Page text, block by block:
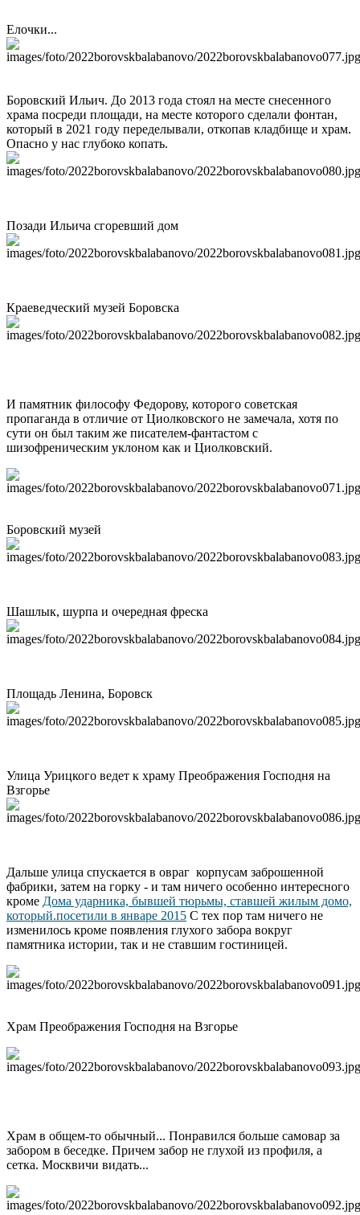
Елочки...
Боровский Ильич. До 2013 года стоял на месте снесенного
храма посреди площади, на месте которого сделали фонтан,
который в 2021 году переделывали, откопав кладбище и храм.
Опасно у нас глубоко копать.
Позади Ильича сгоревший дом
Краеведческий музей Боровска
И памятник философу Федорову, которого советская
пропаганда в отличие от Циолковского не замечала, хотя по
сути он был таким же писателем-фантастом с
шизофреническим уклоном как и Циолковский.
Боровский музей
Шашлык, шурпа и очередная фреска
Площадь Ленина, Боровск
Улица Урицкого ведет к храму Преображения Господня на
Взгорье
Дальше улица спускается в овраг корпусам заброшенной
фабрики, затем на горку - и там ничего особенно интересного
кроме Дома ударника, бывшей тюрьмы, ставшей жилым домо,
который.посетили в январе 2015 С тех пор там ничего не
изменилось кроме появления глухого забора вокруг
памятника истории, так и не ставшим гостиницей.
Храм Преображения Господня на Взгорье
Храм в общем-то обычный... Понравился больше самовар за
забором в беседке. Причем забор не глухой из профиля, а
сетка. Москвичи видать...